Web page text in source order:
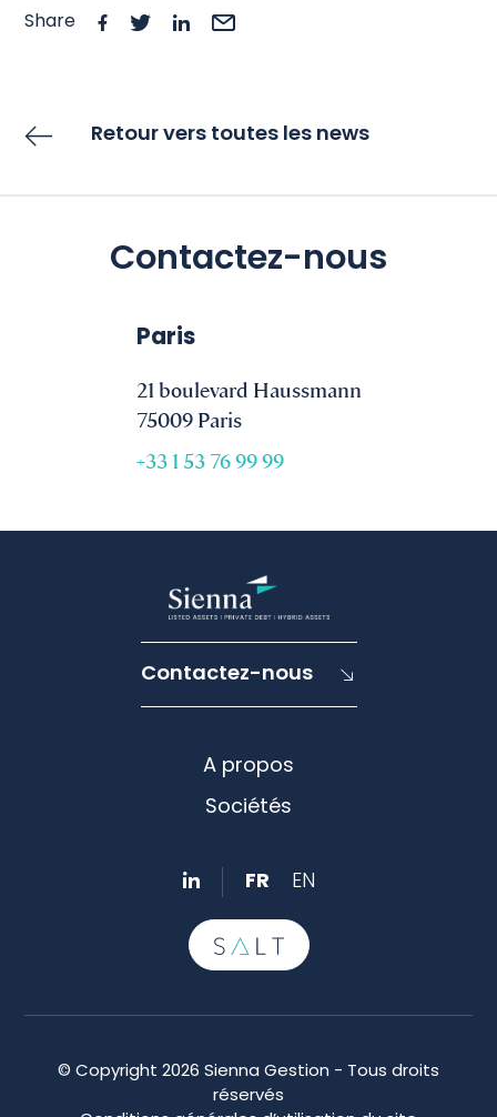
Share
Retour vers toutes les news
Contactez-nous
Paris
21 boulevard Haussmann
75009 Paris
+33 1 53 76 99 99
Contactez-nous
A propos
Sociétés
FR EN
© Copyright 2026 Sienna Gestion - Tous droits
réservés